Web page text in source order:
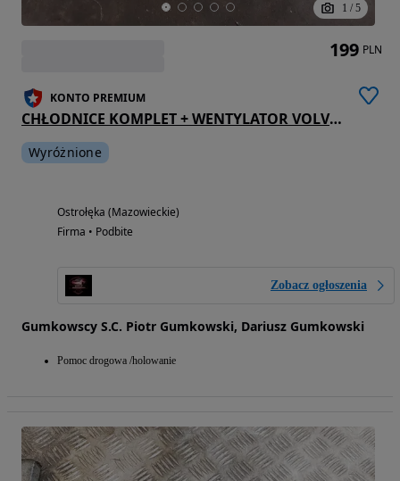
1 / 5
KONTO PREMIUM
CHŁODNICE KOMPLET + WENTYLATOR VOLVO S80 I 2.5 TDI
Wyróżnione
Ostrołęka (Mazowieckie)
Firma • Podbite
Zobacz ogłoszenia
Gumkowscy S.C. Piotr Gumkowski, Dariusz Gumkowski
Pomoc drogowa /holowanie
199 PLN